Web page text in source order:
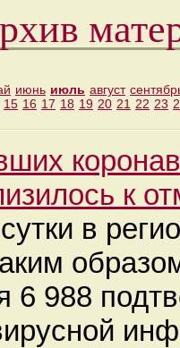
июнь июль август
15 16 17 18 19 20 21 22 23
к
в
6 988